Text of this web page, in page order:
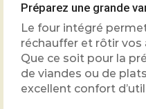
Préparez une grande
Le four intégré
réchauffer et rôtir
Que ce soit pour la
de viandes ou de
excellent confort